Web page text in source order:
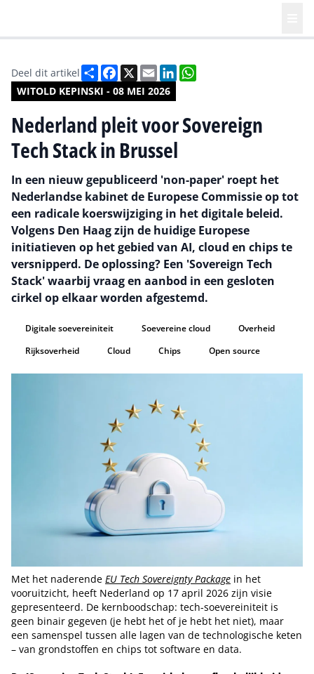
WITOLD KEPINSKI - 08 MEI 2026
Deel dit artikel DeelFacebook
X EmailLinkedIn
Nederland pleit voor Sovereign
Tech Stack in Brussel
In een nieuw gepubliceerd 'non-paper' roept het
Nederlandse kabinet de Europese Commissie op tot
een radicale koerswijziging in het digitale beleid.
Volgens Den Haag zijn de huidige Europese
initiatieven op het gebied van AI, cloud en chips te
versnipperd. De oplossing? Een 'Sovereign Tech
Stack' waarbij vraag en aanbod in een gesloten
cirkel op elkaar worden afgestemd.
Digitale soevereiniteit Soevereine cloud
Overheid
Rijksoverheid
Cloud Chips Open source
Met het naderende EU Tech Sovereignty Package in het
vooruitzicht, heeft Nederland op 17 april 2026 zijn visie
gepresenteerd. De kernboodschap: tech-soevereiniteit is
geen binair gegeven (je hebt het of je hebt het niet), maar
een samenspel tussen alle lagen van de technologische keten
– van grondstoffen en chips tot software en data.